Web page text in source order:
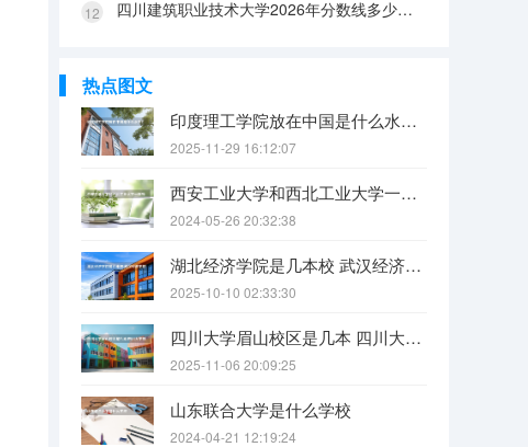
四川建筑职业技术大学2026年分数线多少？四川考生510分能上吗？建筑专业好就业吗？
热点图文
印度理工学院放在中国是什么水平？
2025-11-29 16:12:07
西安工业大学和西北工业大学一样吗
2024-05-26 20:32:38
湖北经济学院是几本校 武汉经济学院是几本
2025-10-10 02:33:30
四川大学眉山校区是几本 四川大学锦江学院是几本？咋样？
2025-11-06 20:09:25
山东联合大学是什么学校
2024-04-21 12:19:24